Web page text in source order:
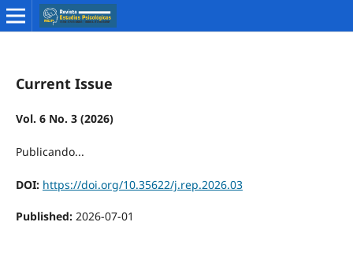
Current Issue
Vol. 6 No. 3 (2026)
Publicando...
DOI: https://doi.org/10.35622/j.rep.2026.03
Published: 2026-07-01